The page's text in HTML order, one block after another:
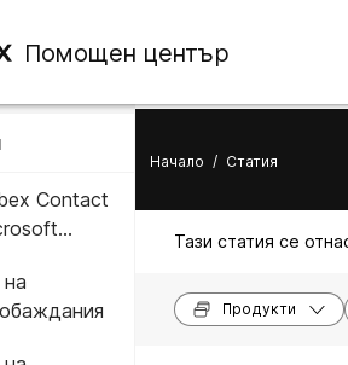
Помощен център
Contact
Начало / Статия
Тази статия се
Продукти